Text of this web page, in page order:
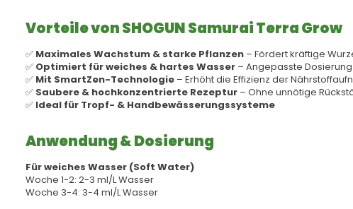
Vorteile von SHOGUN Samurai Terra Grow
✅ Maximales Wachstum & starke Pflanzen – Fördert kräftige
✅ Optimiert für weiches & hartes Wasser – Angepasste
✅ Mit SmartZen-Technologie – Erhöht die Effizienz der
✅ Saubere & hochkonzentrierte Rezeptur – Ohne unnötige
✅ Ideal für Tropf- & Handbewässerungssysteme
Anwendung & Dosierung
Für weiches Wasser (Soft Water)
Woche 1-2: 2-3 ml/L Wasser
Woche 3-4: 3-4 ml/L Wasser